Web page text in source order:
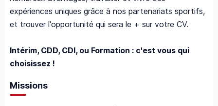
expériences uniques grâce à nos partenariats sportifs,
et trouver l'opportunité qui sera le + sur votre CV.
Intérim, CDD, CDI, ou Formation : c'est vous qui
choisissez !
Missions